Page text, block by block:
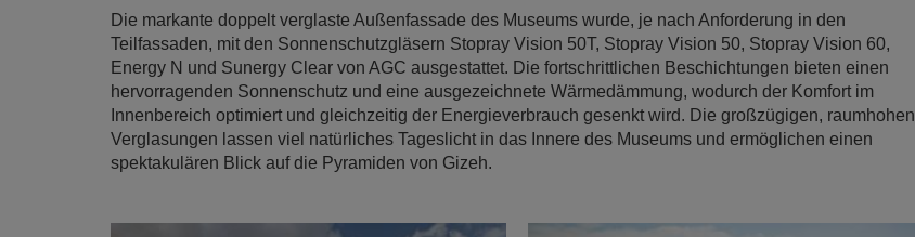
Die markante doppelt verglaste Außenfassade des Museums wurde, je nach Anforderung in den
Teilfassaden, mit den Sonnenschutzgläsern Stopray Vision 50T, Stopray Vision 50, Stopray Vision 60,
Energy N und Sunergy Clear von AGC ausgestattet. Die fortschrittlichen Beschichtungen bieten einen
hervorragenden Sonnenschutz und eine ausgezeichnete Wärmedämmung, wodurch der Komfort im
Innenbereich optimiert und gleichzeitig der Energieverbrauch gesenkt wird. Die großzügigen, raumhohen
Verglasungen lassen viel natürliches Tageslicht in das Innere des Museums und ermöglichen einen
spektakulären Blick auf die Pyramiden von Gizeh.